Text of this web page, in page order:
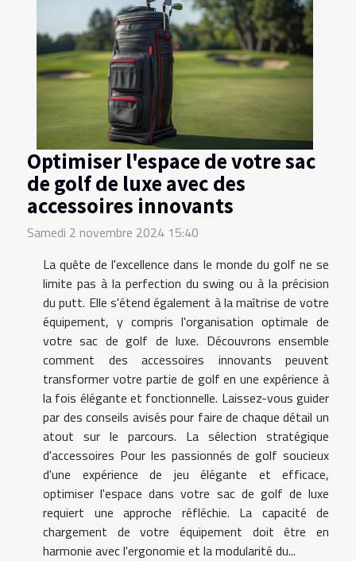
Optimiser l'espace de votre sac
de golf de luxe avec des
accessoires innovants
Samedi 2 novembre 2024 15:40
La quête de l'excellence dans le monde du golf ne se
limite pas à la perfection du swing ou à la précision
du putt. Elle s'étend également à la maîtrise de votre
équipement, y compris l'organisation optimale de
votre sac de golf de luxe. Découvrons ensemble
comment des accessoires innovants peuvent
transformer votre partie de golf en une expérience à
la fois élégante et fonctionnelle. Laissez-vous guider
par des conseils avisés pour faire de chaque détail un
atout sur le parcours. La sélection stratégique
d'accessoires Pour les passionnés de golf soucieux
d'une expérience de jeu élégante et efficace,
optimiser l'espace dans votre sac de golf de luxe
requiert une approche réfléchie. La capacité de
chargement de votre équipement doit être en
harmonie avec l'ergonomie et la modularité du...